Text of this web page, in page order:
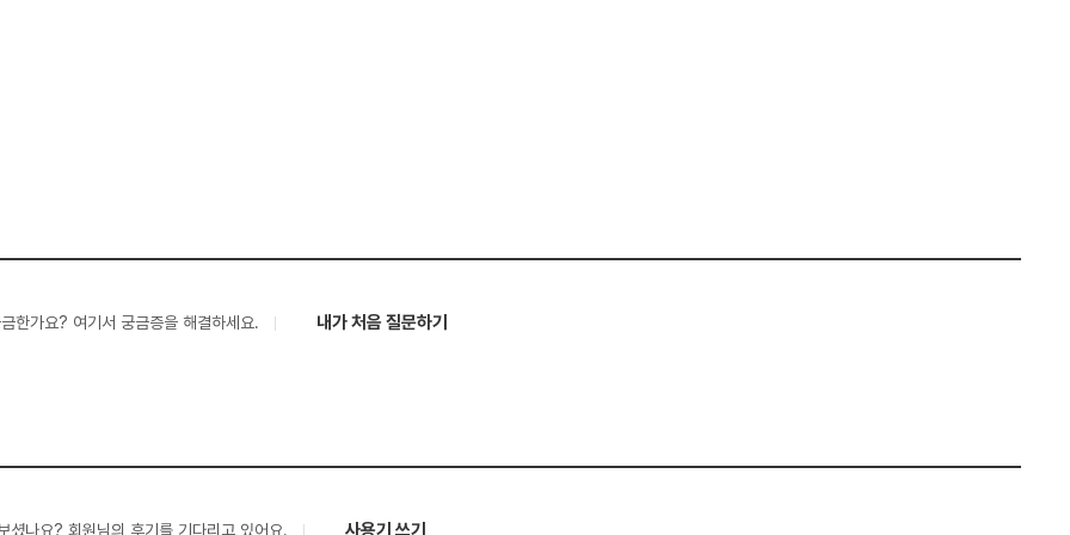
한가요? 여기서 궁금증을 해결하세요. 내가 처음 질문하기
셨나요? 회원님의 후기를 기다리고 있어요. 사용기 쓰기